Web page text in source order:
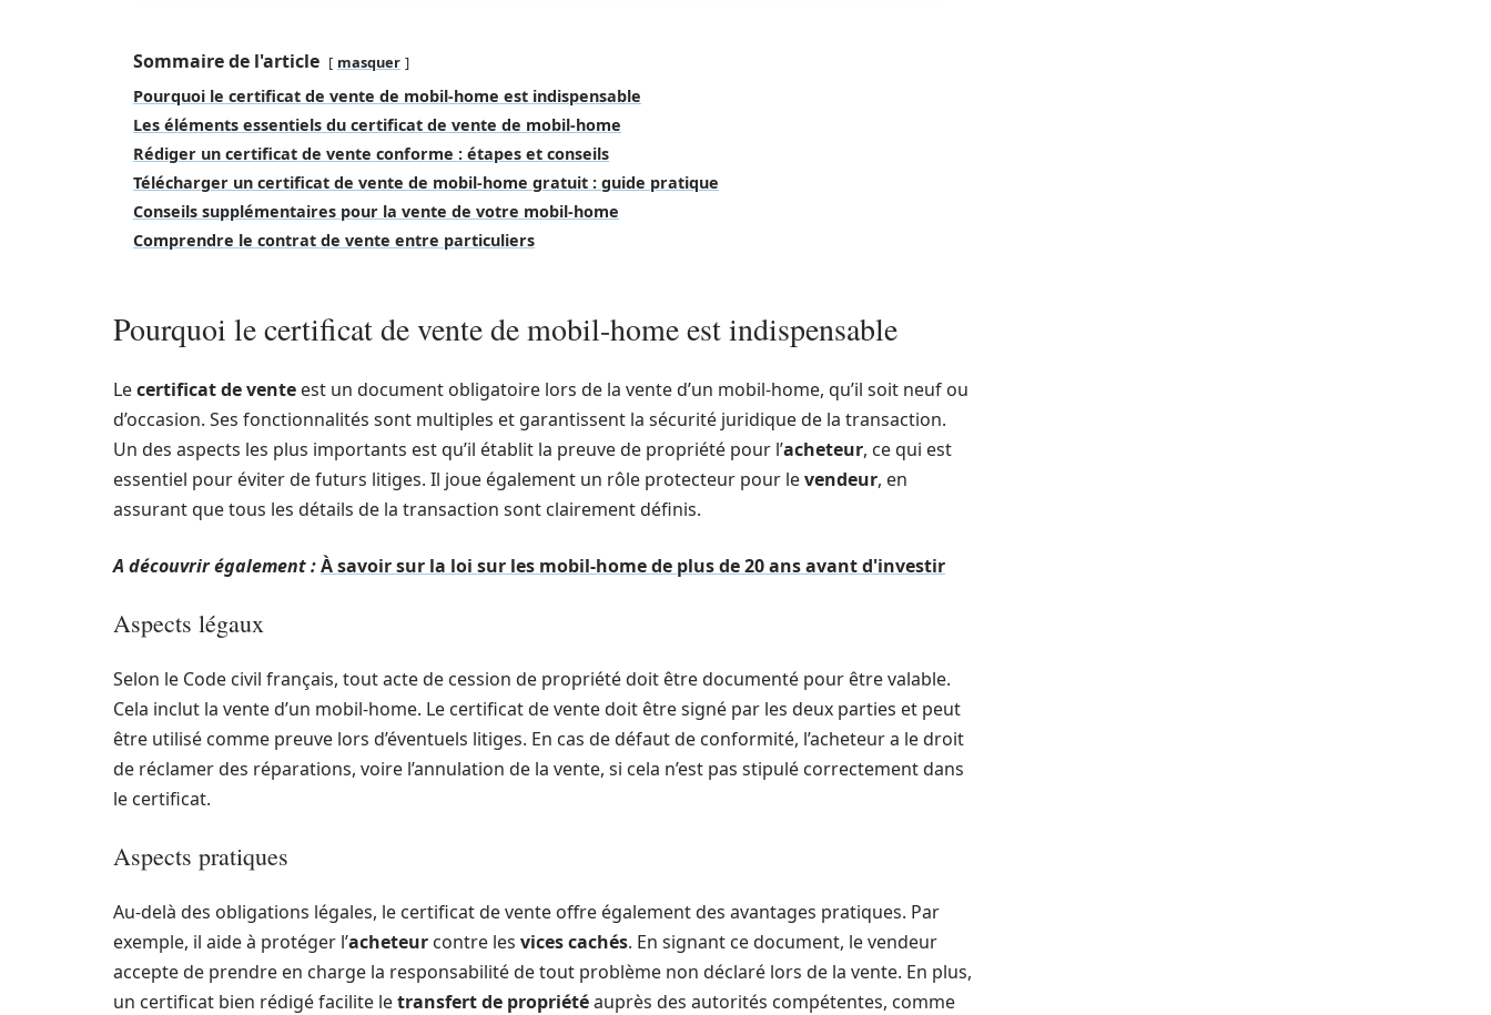
Sommaire de l'article masquer
Pourquoi le certificat de vente de mobil-home est indispensable
Les éléments essentiels du certificat de vente de mobil-home
Rédiger un certificat de vente conforme : étapes et conseils
Télécharger un certificat de vente de mobil-home gratuit : guide pratique
Conseils supplémentaires pour la vente de votre mobil-home
Comprendre le contrat de vente entre particuliers
Pourquoi le certificat de vente de mobil-home est indispensable
Lecertificat de vente est un document obligatoire lors de la vente d’un mobil-home, qu’il soit neuf ou
d’occasion. Ses fonctionnalités sont multiples et garantissent la sécurité juridique de la transaction.
Un des aspects les plus importants est qu’il établit la preuve de propriété pour l’acheteur, ce qui est
essentiel pour éviter de futurs litiges. Il joue également un rôle protecteur pour levendeur, en
assurant que tous les détails de la transaction sont clairement définis.
A découvrir également :À savoir sur la loi sur les mobil-home de plus de 20 ans avant d'investir
Aspects légaux
Selon le Code civil français, tout acte de cession de propriété doit être documenté pour être valable.
Cela inclut la vente d’un mobil-home. Le certificat de vente doit être signé par les deux parties et peut
être utilisé comme preuve lors d’éventuels litiges. En cas de défaut de conformité, l’acheteur a le droit
de réclamer des réparations, voire l’annulation de la vente, si cela n’est pas stipulé correctement dans
le certificat.
Aspects pratiques
Au-delà des obligations légales, le certificat de vente offre également des avantages pratiques. Par
exemple, il aide à protéger l’acheteur contre les vices cachés. En signant ce document, le vendeur
accepte de prendre en charge la responsabilité de tout problème non déclaré lors de la vente. En plus,
un certificat bien rédigé facilite letransfert de propriétéauprès des autorités compétentes, comme